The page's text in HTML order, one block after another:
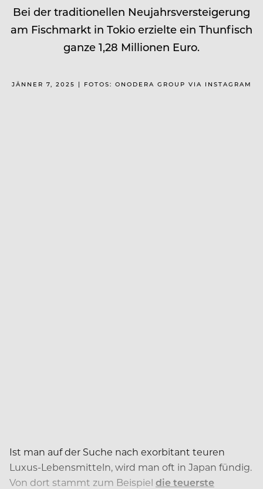
Bei der traditionellen Neujahrsversteigerung
am Fischmarkt in Tokio erzielte ein Thunfisch
ganze 1,28 Millionen Euro.
JÄNNER 7, 2025 | FOTOS: ONODERA GROUP VIA INSTAGRAM
Ist man auf der Suche nach exorbitant teuren
Luxus-Lebensmitteln, wird man oft in Japan fündig.
Von dort stammt zum Beispiel die teuerste